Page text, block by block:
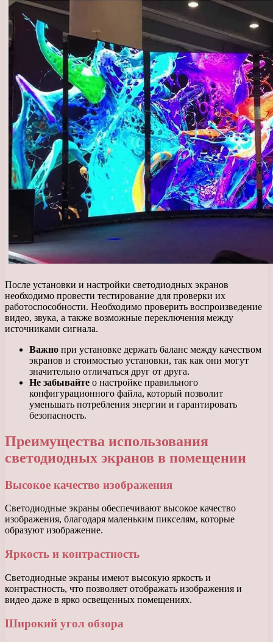
После установки и настройки светодиодных экранов
необходимо провести тестирование для проверки их
работоспособности. Необходимо проверить воспроизведение
видео, звука, а также возможные переключения между
источниками сигнала.
Важно при установке держать баланс между качеством
экранов и стоимостью установки, так как они могут
значительно отличаться друг от друга.
Не забывайте о настройке правильного
конфигурационного файла, который позволит
уменьшать потребления энергии и гарантировать
безопасность.
Преимущества использования
светодиодных экранов в помещении
Высокое качество изображения
Светодиодные экраны обеспечивают высокое качество
изображения, благодаря маленьким пикселям, которые
образуют изображение.
Яркость и контрастность
Светодиодные экраны имеют высокую яркость и
контрастность, что позволяет отображать изображения и
видео даже в ярко освещенных помещениях.
Широкий угол обзора